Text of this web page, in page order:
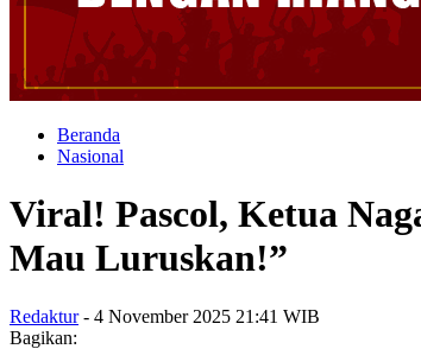
Beranda
Nasional
Viral! Pascol, Ketua
Mau Luruskan!”
Redaktur- 4 November 2025 21:41 WIB
Bagikan: